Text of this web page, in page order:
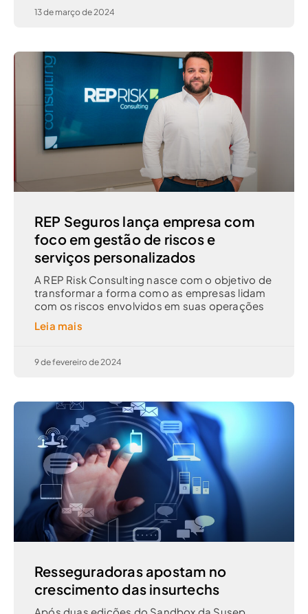
13 de março de 2024
REP Seguros lança empresa com
foco em gestão de riscos e
serviços personalizados
A REP Risk Consulting nasce com o objetivo de
transformar a forma como as empresas lidam
com os riscos envolvidos em suas operações
Leia mais
9 de fevereiro de 2024
Resseguradoras apostam no
crescimento das insurtechs